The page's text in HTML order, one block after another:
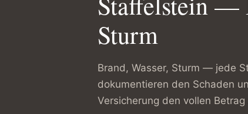
Sturm
Brand, Wasser, Sturm — jede
dokumentieren den Schaden
Versicherung den vollen